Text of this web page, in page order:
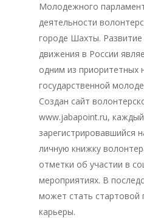
Молодежного
деятельности
городе Шахты. Развитие
движения в России
одним из приоритетных
государственной
Создан сайт
www.jabapoint.ru, каждый
зарегистрировавшийся
личную книжку
отметки об участии в
мероприятиях. В
может стать стартовой
карьеры.